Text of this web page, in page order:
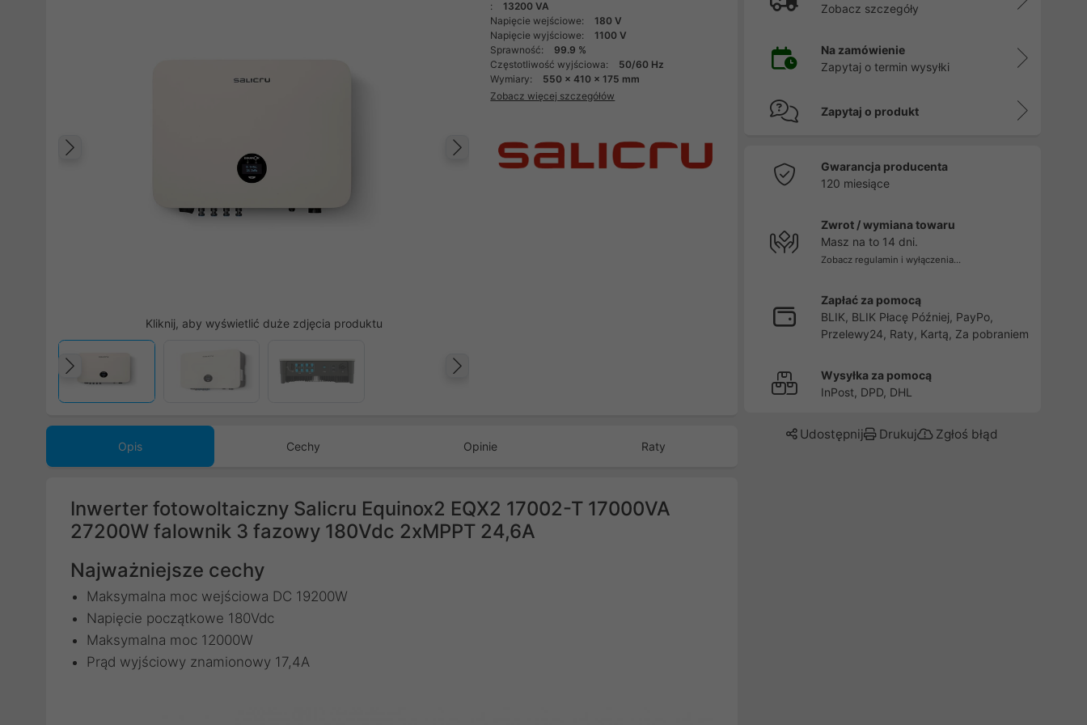
Następny
Kliknij, aby wyświetlić duże zdjęcia produktu
Poprzedni
:
13200 VA
Napięcie wejściowe:
180 V
Napięcie wyjściowe:
1100 V
Sprawność:
99.9 %
Częstotliwość wyjściowa:
50/60 Hz
Wymiary:
550 x 410 x 175 mm
Zobacz więcej szczegółów
Opis Cechy Opinie Raty
Inwerter fotowoltaiczny Salicru Equinox2 EQX2 17002-T 17000VA
27200W falownik 3 fazowy 180Vdc 2xMPPT 24,6A
Najważniejsze cechy
Maksymalna moc wejściowa DC 19200W
Napięcie początkowe 180Vdc
Maksymalna moc 12000W
Prąd wyjściowy znamionowy 17,4A
Zobacz szczegóły
Na zamówienie
Zapytaj o termin wysyłki
Zapytaj o produkt
Gwarancja producenta
120 miesiące
Zwrot / wymiana towaru
Masz na to 14 dni.
Zobacz regulamin i wyłączenia...
Zapłać za pomocą
BLIK, BLIK Płacę Później, PayPo,
Przelewy24, Raty, Kartą, Za pobraniem
Wysyłka za pomocą
InPost, DPD, DHL
Udostępnij Drukuj Zgłoś błąd